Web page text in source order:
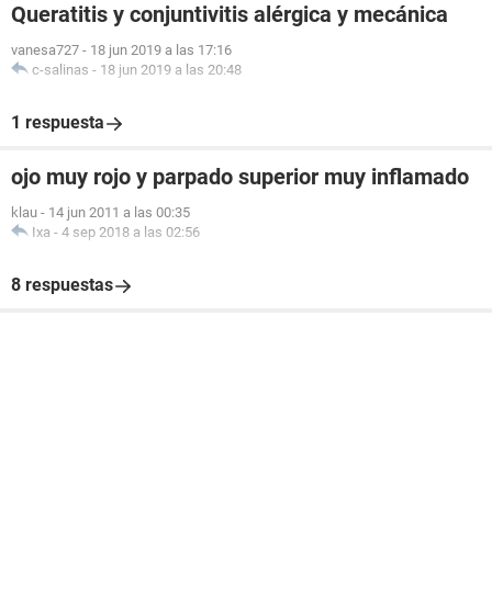
Queratitis y conjuntivitis alérgica y mecánica
vanesa727 - 18 jun 2019 a las 17:16
c-salinas - 18 jun 2019 a las 20:48
1 respuesta
ojo muy rojo y parpado superior muy inflamado
klau - 14 jun 2011 a las 00:35
Ixa - 4 sep 2018 a las 02:56
8 respuestas